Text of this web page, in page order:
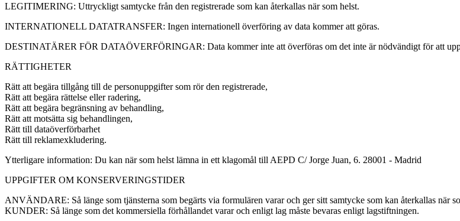
LEGITIMERING: Uttryckligt samtycke från den registrerade som kan återkallas när som helst.
INTERNATIONELL DATATRANSFER: Ingen internationell överföring av data kommer att göras.
DESTINATÄRER FÖR DATAÖVERFÖRINGAR: Data kommer inte att överföras om det inte är nödvändigt för att
RÄTTIGHETER
Rätt att begära tillgång till de personuppgifter som rör den registrerade,
Rätt att begära rättelse eller radering,
Rätt att begära begränsning av behandling,
Rätt att motsätta sig behandlingen,
Rätt till dataöverförbarhet
Rätt till reklamexkludering.
Ytterligare information: Du kan när som helst lämna in ett klagomål till AEPD C/ Jorge Juan, 6. 28001 - Madrid
UPPGIFTER OM KONSERVERINGSTIDER
ANVÄNDARE: Så länge som tjänsterna som begärts via formulären varar och ger sitt samtycke som kan återkallas när
KUNDER: Så länge som det kommersiella förhållandet varar och enligt lag måste bevaras enligt lagstiftningen.